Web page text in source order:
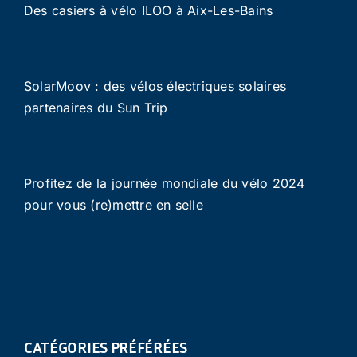
Des casiers à vélo ILOO à Aix-Les-Bains
SolarMoov : des vélos électriques solaires
partenaires du Sun Trip
Profitez de la journée mondiale du vélo 2024
pour vous (re)mettre en selle
CATÉGORIES PRÉFÉRÉES